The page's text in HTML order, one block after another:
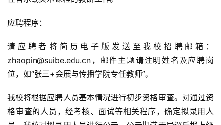
应聘程序：
请应聘者将简历电子版发送至我校招聘邮箱：
zhaopin@suibe.edu.cn，邮件主题请注明姓名及应聘岗
位，如“张三+会展与传播学院专任教师”。
我校将根据应聘人员基本情况进行初步资格审查。对通过资
格审查的人员，经考核、面试等相关程序，确定拟录用人